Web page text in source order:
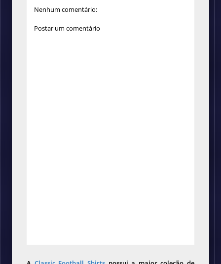
Nenhum comentário:
Postar um comentário